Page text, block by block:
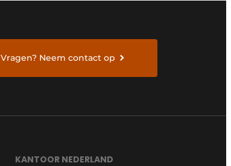
Vragen? Neem contact op
KANTOOR NEDERLAND